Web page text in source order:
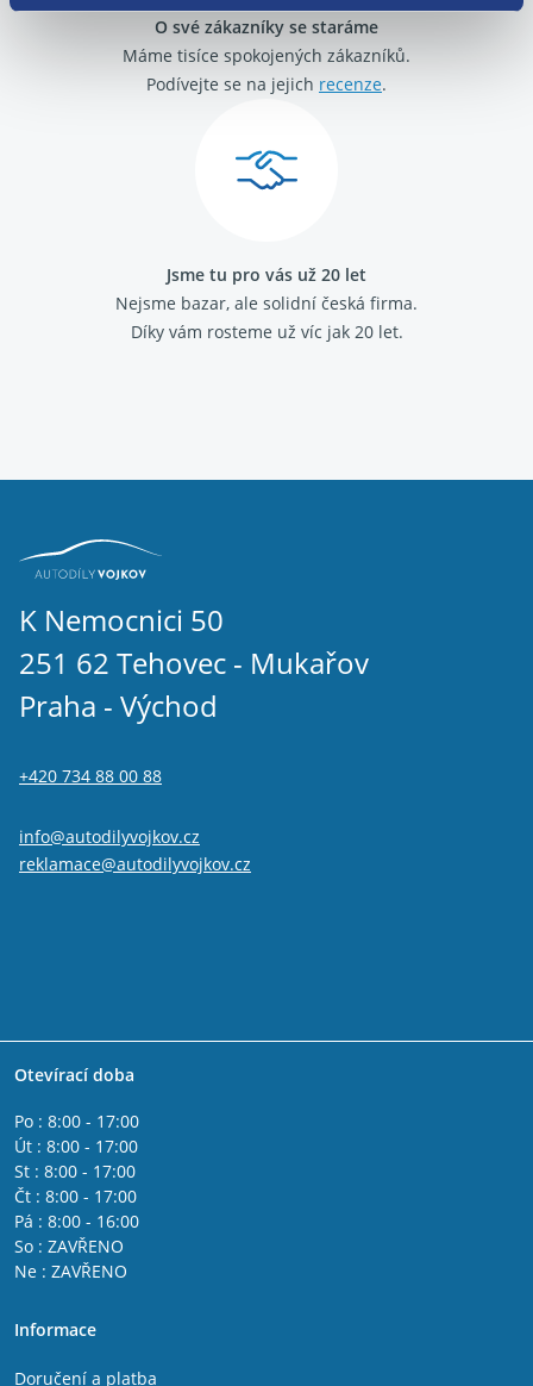
O své zákazníky se staráme
Máme tisíce spokojených zákazníků.
Podívejte se na jejich recenze.
Jsme tu pro vás už 20 let
Nejsme bazar, ale solidní česká firma.
Díky vám rosteme už víc jak 20 let.
K Nemocnici 50
251 62 Tehovec - Mukařov
Praha - Východ
+420 734 88 00 88
info@autodilyvojkov.cz
reklamace@autodilyvojkov.cz
Otevírací doba
Po : 8:00 - 17:00
Út : 8:00 - 17:00
St : 8:00 - 17:00
Čt : 8:00 - 17:00
Pá : 8:00 - 16:00
So : ZAVŘENO
Ne : ZAVŘENO
Informace
Doručení a platba